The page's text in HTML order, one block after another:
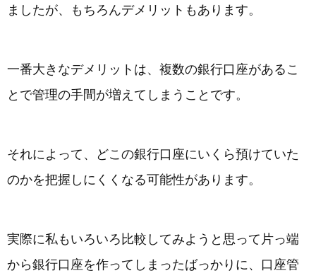
ましたが、もちろんデメリットもあります。
一番大きなデメリットは、複数の銀行口座があるこ
とで管理の手間が増えてしまうことです。
それによって、どこの銀行口座にいくら預けていた
のかを把握しにくくなる可能性があります。
実際に私もいろいろ比較してみようと思って片っ端
から銀行口座を作ってしまったばっかりに、口座管